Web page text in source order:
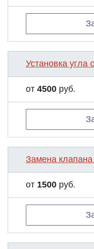
Установка угла
от 4500 руб.
Замена
от 1500 руб.